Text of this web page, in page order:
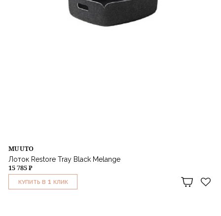
MUUTO
Лоток Restore Tray Black Melange
15 785 ₽
КУПИТЬ В 1 КЛИК